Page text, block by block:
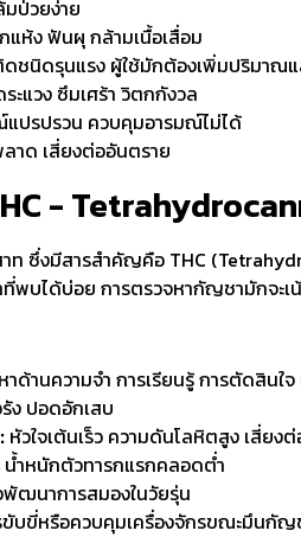
ป่วยง่าย
แห้ง ฟันผุ กล้ามเนื้อเสื่อม
ชนิดรุนแรง ผู้ใช้มักต้องเพิ่มปริมาณแ
ะแวง ซึมเศร้า วิตกกังวล
แปรปรวน ควบคุมอารมณ์ไม่ได้
าด เสี่ยงต่ออันตราย
-
ซึ่งมีสารสำคัญคือ THC
ได้บ่อย การตรวจหากัญชามักจะเน้
านความจำ การเรียนรู้ การตัดสินใ
รัง ปอดอักเสบ
หัวใจเต้นเร็ว ความดันโลหิตสูง เสี่ยงต่
ำหนักตัวทารกแรกคลอดต่ำ
ฒนาการสมองในวัยรุ่น
ขับขี่หรือควบคุมเครื่องจักรขณะมึนกัญ